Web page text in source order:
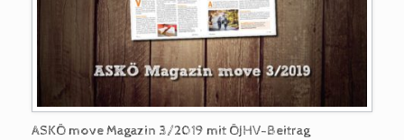
ASKÖ move Magazin 3/2019 mit ÖJHV-Beitrag